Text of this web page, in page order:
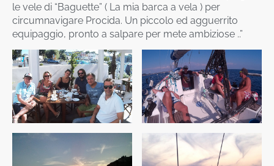
le vele di “Baguette” ( La mia barca a vela ) per
circumnavigare Procida. Un piccolo ed agguerrito
equipaggio, pronto a salpare per mete ambiziose ..”